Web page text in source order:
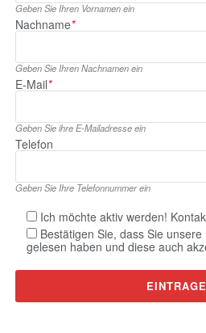
Geben Sie Ihren Vornamen ein
Nachname*
Geben Sie Ihren Nachnamen ein
E‑Mail*
Geben Sie ihre E‑Mailadresse ein
Telefon
Geben Sie Ihre Telefonnummer ein
Ich möchte aktiv werden!
Bestätigen Sie, dass Sie unsere
gelesen haben und diese auch